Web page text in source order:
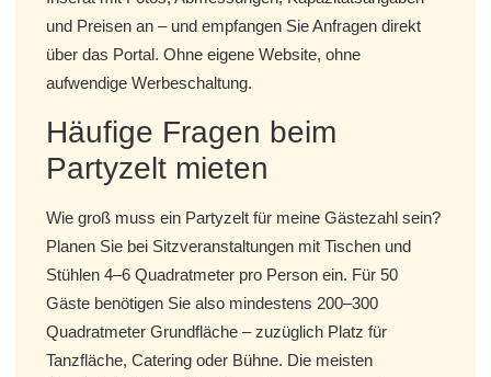
und Preisen an – und empfangen Sie Anfragen direkt
über das Portal. Ohne eigene Website, ohne
aufwendige Werbeschaltung.
Häufige Fragen beim
Partyzelt mieten
Wie groß muss ein Partyzelt für meine Gästezahl sein?
Planen Sie bei Sitzveranstaltungen mit Tischen und
Stühlen 4–6 Quadratmeter pro Person ein. Für 50
Gäste benötigen Sie also mindestens 200–300
Quadratmeter Grundfläche – zuzüglich Platz für
Tanzfläche, Catering oder Bühne. Die meisten